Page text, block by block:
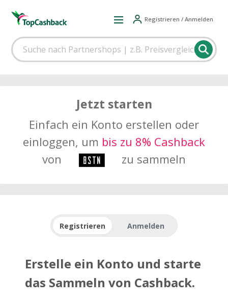
Registrieren / Anmelden
Jetzt starten
Einfach ein Konto erstellen oder
einloggen, um bis zu 8% Cashback
von
zu sammeln
Registrieren Anmelden
Erstelle ein Konto und starte
das Sammeln von Cashback.